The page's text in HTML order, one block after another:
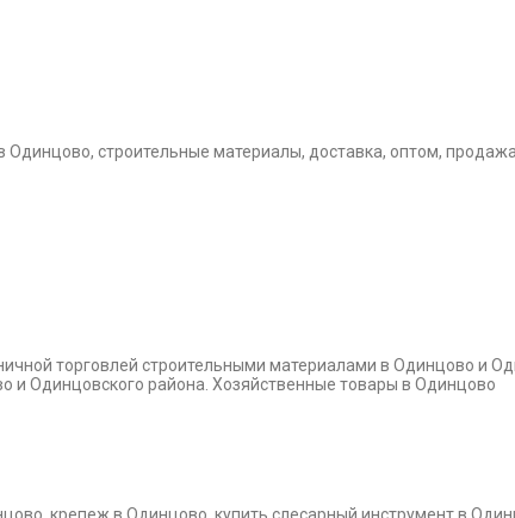
строительные материалы, доставка, оптом,
торговлей строительными материалами в Одинцово и
и Одинцовского района. Хозяйственные товары в Одинцово